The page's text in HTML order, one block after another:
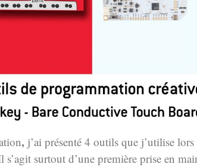
, j’ai présenté 4 outils que j’utilise lors
surtout d’une première prise en